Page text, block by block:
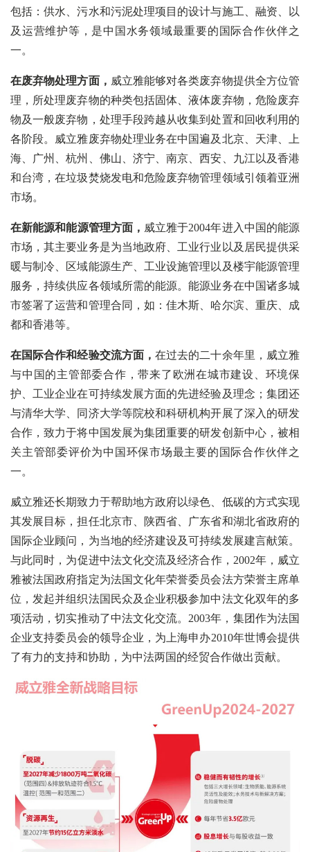
包括：供水、污水和污泥处理项目的设计与施工、融资、以
及运营维护等，是中国水务领域最重要的国际合作伙伴之
一。
在废弃物处理方面， 威立雅能够对各类废弃物提供全方位管
理，所处理废弃物的种类包括固体、液体废弃物，危险废弃
物及一般废弃物，处理手段跨越从收集到处置和回收利用的
各阶段。威立雅废弃物处理业务在中国遍及北京、天津、上
海、广州、杭州、佛山、济宁、南京、西安、九江以及香港
和台湾，在垃圾焚烧发电和危险废弃物管理领域引领着亚洲
市场。
在新能源和能源管理方面， 威立雅于2004年进入中国的能源
市场，其主要业务是为当地政府、工业行业以及居民提供采
暖与制冷、区域能源生产、工业设施管理以及楼宇能源管理
服务，持续供应各领域所需的能源。能源业务在中国诸多城
市签署了运营和管理合同，如：佳木斯、哈尔滨、重庆、成
都和香港等。
在国际合作和经验交流方面，在过去的二十余年里，威立雅
与中国的主管部委合作，带来了欧洲在城市建设、环境保
护、工业企业在可持续发展方面的先进经验及理念；集团还
与清华大学、同济大学等院校和科研机构开展了深入的研发
合作，致力于将中国发展为集团重要的研发创新中心，被相
关主管部委评价为中国环保市场最主要的国际合作伙伴之
一。
威立雅还长期致力于帮助地方政府以绿色、低碳的方式实现
其发展目标，担任北京市、陕西省、广东省和湖北省政府的
国际企业顾问，为当地的经济建设及可持续发展建言献策。
与此同时，为促进中法文化交流及经济合作，2002年，威立
雅被法国政府指定为法国文化年荣誉委员会法方荣誉主席单
位，发起并组织法国民众及企业积极参加中法文化双年的多
项活动，切实推动了中法文化交流。2003年，集团作为法国
企业支持委员会的领导企业，为上海申办2010年世博会提供
了有力的支持和协助，为中法两国的经贸合作做出贡献。